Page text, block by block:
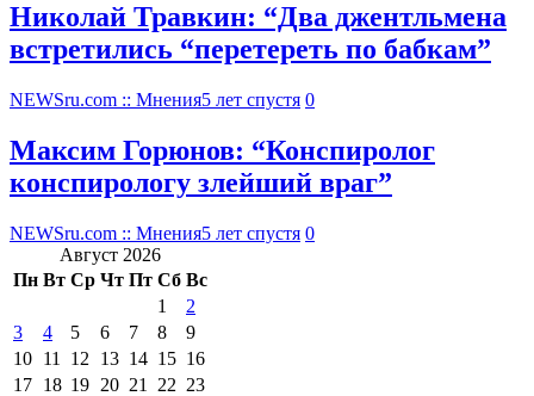
Николай Травкин: “Два джентльмена
встретились “перетереть по бабкам”
NEWSru.com :: Мнения5 лет спустя 0
Максим Горюнов: “Конспиролог
конспирологу злейший враг”
NEWSru.com :: Мнения5 лет спустя 0
Август 2026
Пн Вт Ср Чт Пт Сб Вс
1
2
3
4 5 6 7 8
9
10 11 12 13 14 15 16
17 18 19 20 21 22 23